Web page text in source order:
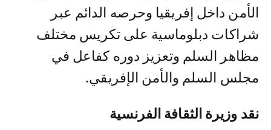
الأمن داخل إفريقيا وحرصه الدائم عبر
شراكات دبلوماسية على تكريس مختلف
مظاهر السلم وتعزيز دوره كفاعل في
مجلس السلم والأمن الإفريقي.
نقد وزيرة الثقافة الفرنسية